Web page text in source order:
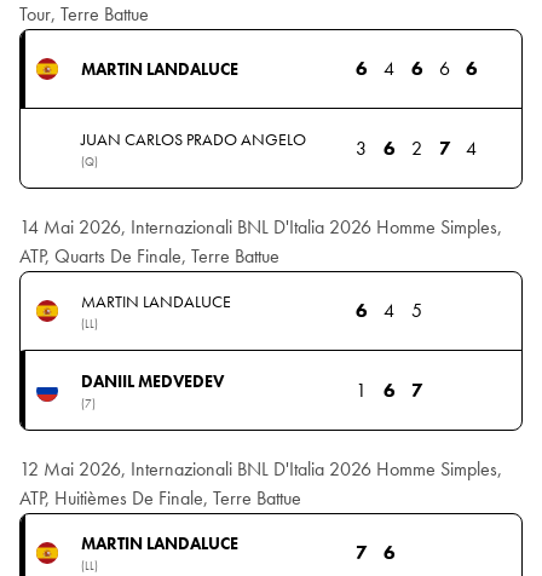
Tour, Terre Battue
MARTIN LANDALUCE 6 4 6 6 6
JUAN CARLOS PRADO ANGELO
(Q)
3 6 2 7 4
14 Mai 2026, Internazionali BNL D'Italia 2026 Homme Simples,
ATP, Quarts De Finale, Terre Battue
MARTIN LANDALUCE
(LL)
6 4 5
DANIIL MEDVEDEV
(7)
1 6 7
12 Mai 2026, Internazionali BNL D'Italia 2026 Homme Simples,
ATP, Huitièmes De Finale, Terre Battue
MARTIN LANDALUCE
(LL)
7 6